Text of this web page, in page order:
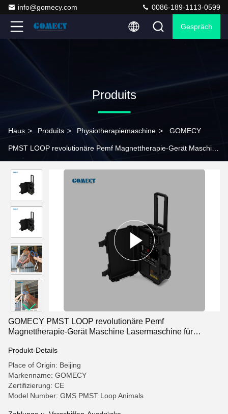
info@gomecy.com 0086-189-1113-0599
Gespräch
Produits
Haus > Produits > Physiotherapiemaschine > GOMECY
PMST LOOP revolutionäre Pemf Magnettherapie-Gerät Maschine
GOMECY PMST LOOP revolutionäre Pemf
Magnettherapie-Gerät Maschine Lasermaschine für
Produkt-Details
Place of Origin: Beijing
Markenname: GOMECY
Zertifizierung: CE
Model Number: GMS PMST Loop Animals